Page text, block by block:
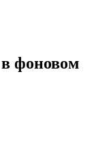
в фоновом